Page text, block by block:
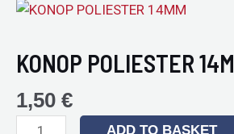
KONOP POLIESTER
1,50 €
KONOP
14MM
quantity
ADD TO BASKET